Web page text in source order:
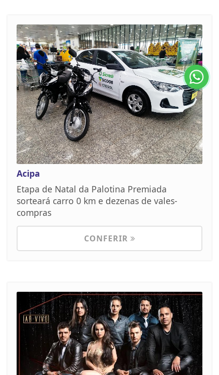
Acipa
Etapa de Natal da Palotina Premiada
sorteará carro 0 km e dezenas de vales-
compras
CONFERIR